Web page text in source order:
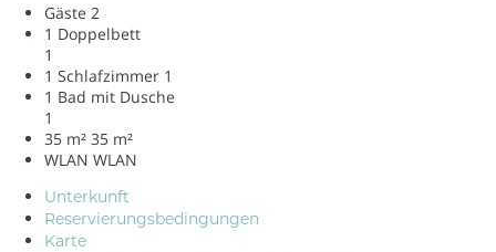
Gäste 2
1 Doppelbett
1
1 Schlafzimmer 1
1 Bad mit Dusche
1
35 m² 35 m²
WLAN WLAN
Unterkunft
Reservierungsbedingungen
Karte